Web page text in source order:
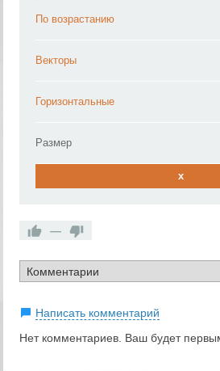
По возрастанию
Векторы
Горизонтальные
Размер
x
—
Написать комментарий
Нет комментариев. Ваш будет